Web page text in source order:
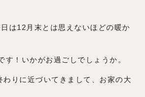
は12月末とは思えないほどの暖か
す！いかがお過ごしでしょうか。
わりに近づいてきまして、お家の大